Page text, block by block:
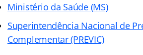
Ministério da Saúde (MS)
Superintendência Nacional de
Complementar (PREVIC)